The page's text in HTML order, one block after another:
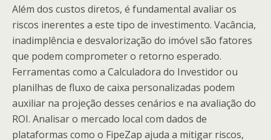
Além dos custos diretos, é fundamental avaliar os
riscos inerentes a este tipo de investimento. Vacância,
inadimplência e desvalorização do imóvel são fatores
que podem comprometer o retorno esperado.
Ferramentas como a Calculadora do Investidor ou
planilhas de fluxo de caixa personalizadas podem
auxiliar na projeção desses cenários e na avaliação do
ROI. Analisar o mercado local com dados de
plataformas como o FipeZap ajuda a mitigar riscos,